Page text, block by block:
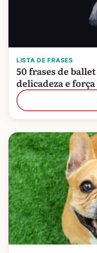
LISTA DE FRASES
50 frases de
delicadeza e